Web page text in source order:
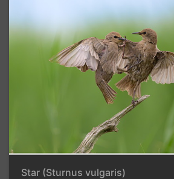
Star (Sturnus vulgaris)